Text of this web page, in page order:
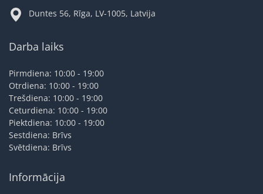
Duntes 56, Rīga, LV-1005, Latvija
Darba laiks
Pirmdiena: 10:00 - 19:00
Otrdiena: 10:00 - 19:00
Trešdiena: 10:00 - 19:00
Ceturdiena: 10:00 - 19:00
Piektdiena: 10:00 - 19:00
Sestdiena: Brīvs
Svētdiena: Brīvs
Informācija